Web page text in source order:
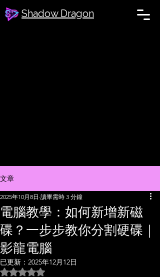
Shadow Dragon
文章
電腦教學：如何新增新磁
碟？一步步教你分割硬碟｜
影龍電腦
2025年10月8日 讀畢需時 3 分鐘
已更新： 2025年12月12日
評等為 NaN（最高為 5 顆星）。